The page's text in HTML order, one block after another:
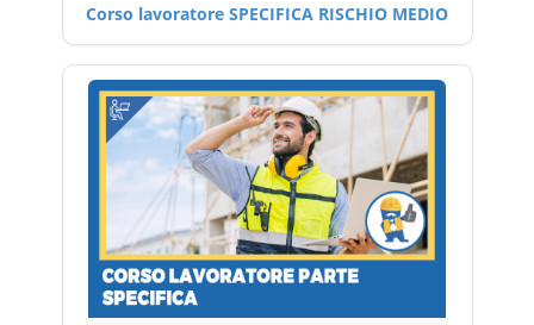
Corso lavoratore SPECIFICA RISCHIO MEDIO